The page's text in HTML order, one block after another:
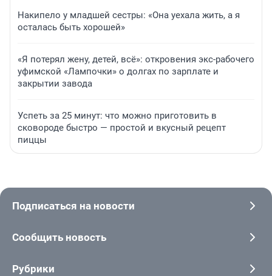
Накипело у младшей сестры: «Она уехала жить, а я
осталась быть хорошей»
«Я потерял жену, детей, всё»: откровения экс-рабочего
уфимской «Лампочки» о долгах по зарплате и
закрытии завода
Успеть за 25 минут: что можно приготовить в
сковороде быстро — простой и вкусный рецепт
пиццы
Подписаться на новости
Сообщить новость
Рубрики